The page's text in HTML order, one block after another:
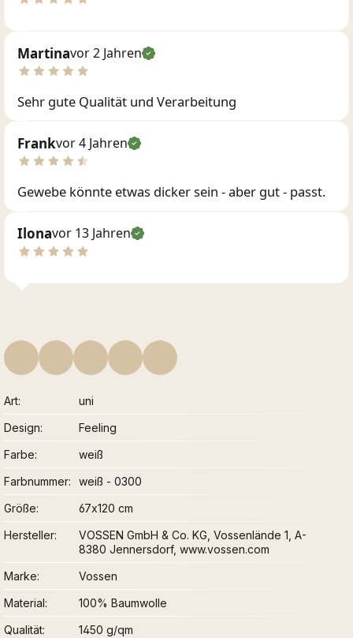
Martinavor 2 Jahren
Sehr gute Qualität und Verarbeitung
Frankvor 4 Jahren
Gewebe könnte etwas dicker sein - aber gut - passt.
Ilonavor 13 Jahren
Art
uni
Design
Feeling
Farbe
weiß
Farbnummer
weiß - 0300
Größe
67x120 cm
Hersteller
VOSSEN GmbH & Co. KG, Vossenlände 1, A-
8380 Jennersdorf, www.vossen.com
Marke
Vossen
Material
100% Baumwolle
Qualität
1450 g/qm